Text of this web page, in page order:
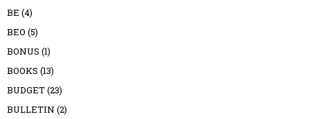
BE (4)
BEO (5)
BONUS (1)
BOOKS (13)
BUDGET(23)
BULLETIN (2)